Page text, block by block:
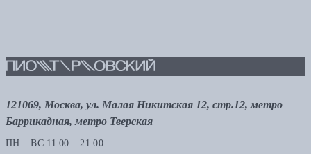
121069, Москва, ул. Малая Никитская 12, стр.12, метро
Баррикадная, метро Тверская
ПН – ВС 11:00 – 21:00